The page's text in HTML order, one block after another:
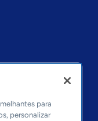
para
personalizar